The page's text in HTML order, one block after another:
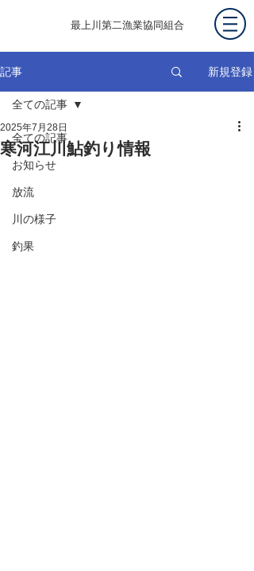
最上川第二漁業協同組合
記事 新規登録
全ての記事
お知らせ
放流
川の様子
釣果
全ての記事
寒河江川鮎釣り情報
2025年7月28日